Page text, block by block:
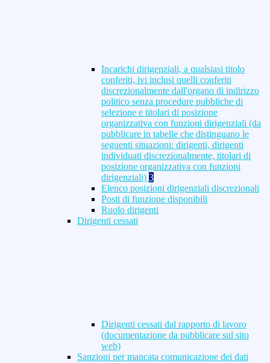
Incarichi dirigenziali, a qualsiasi titolo
conferiti, ivi inclusi quelli conferiti
discrezionalmente dall'organo di indirizzo
politico senza procedure pubbliche di
selezione e titolari di posizione
organizzativa con funzioni dirigenziali (da
pubblicare in tabelle che distinguano le
seguenti situazioni: dirigenti, dirigenti
individuati discrezionalmente, titolari di
posizione organizzativa con funzioni
dirigenziali) 3
Elenco posizioni dirigenziali discrezionali
Posti di funzione disponibili
Ruolo dirigenti
Dirigenti cessati
Dirigenti cessati dal rapporto di lavoro
(documentazione da pubblicare sul sito
web)
Sanzioni per mancata comunicazione dei dati